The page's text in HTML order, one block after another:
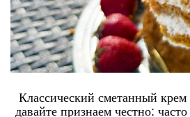
Классический сметанный
давайте признаем честно: